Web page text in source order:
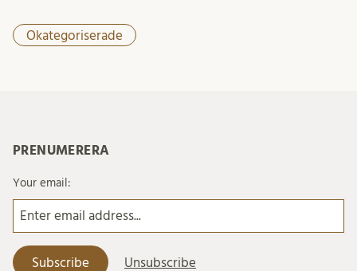
Okategoriserade
PRENUMERERA
Your email: